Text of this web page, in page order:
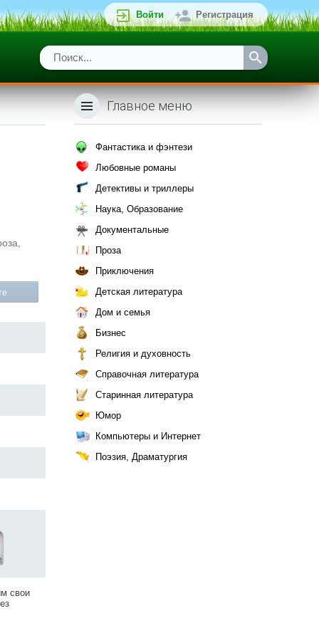
Войти Регистрация
свои
Главное меню
Фантастика и фэнтези
Любовные романы
Детективы и триллеры
Наука, Образование
Документальные
Проза
Приключения
Детская литература
Дом и семья
Бизнес
Религия и духовность
Справочная литература
Старинная литература
Юмор
Компьютеры и Интернет
Поэзия, Драматургия